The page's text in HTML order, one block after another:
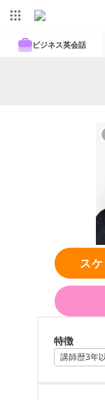
ビジネス英会話
ス
特徴
講師歴3年